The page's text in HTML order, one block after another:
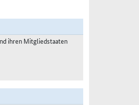
ihren Mitgliedstaaten